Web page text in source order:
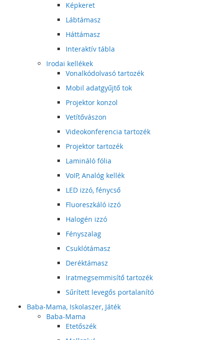
Képkeret
Lábtámasz
Háttámasz
Interaktív tábla
Irodai kellékek
Vonalkódolvasó tartozék
Mobil adatgyűjtő tok
Projektor konzol
Vetítővászon
Videokonferencia tartozék
Projektor tartozék
Lamináló fólia
VoIP, Analóg kellék
LED izzó, fénycső
Fluoreszkáló izzó
Halogén izzó
Fényszalag
Csuklótámasz
Deréktámasz
Iratmegsemmisítő tartozék
Sűrített levegős portalanító
Baba-Mama, Iskolaszer, Játék
Baba-Mama
Etetőszék